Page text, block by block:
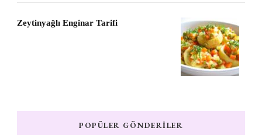
Zeytinyağlı Enginar Tarifi
POPÜLER GÖNDERILER